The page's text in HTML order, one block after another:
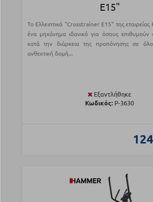
E15"
Το Ελλειπτικό "Crosstrainer Ε15" της εταιρείας
ένα μηχάνημα ιδανικό για όσους επιθυμούν
κατά την διάρκεια της προπόνησης σε
ανθεκτική δομή...
Εξαντλήθηκε
Κωδικός: Ρ-3630